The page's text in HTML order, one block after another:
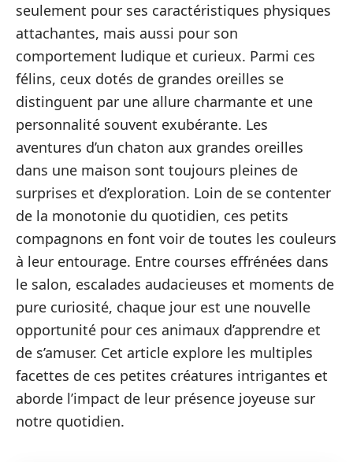
seulement pour ses caractéristiques physiques
attachantes, mais aussi pour son
comportement ludique et curieux. Parmi ces
félins, ceux dotés de grandes oreilles se
distinguent par une allure charmante et une
personnalité souvent exubérante. Les
aventures d’un chaton aux grandes oreilles
dans une maison sont toujours pleines de
surprises et d’exploration. Loin de se contenter
de la monotonie du quotidien, ces petits
compagnons en font voir de toutes les couleurs
à leur entourage. Entre courses effrénées dans
le salon, escalades audacieuses et moments de
pure curiosité, chaque jour est une nouvelle
opportunité pour ces animaux d’apprendre et
de s’amuser. Cet article explore les multiples
facettes de ces petites créatures intrigantes et
aborde l’impact de leur présence joyeuse sur
notre quotidien.